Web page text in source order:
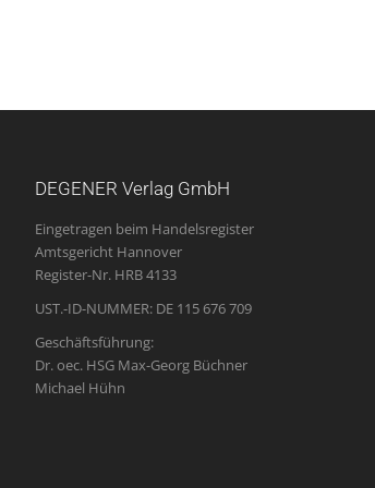
DEGENER Verlag GmbH
Eingetragen beim Handelsregister
Amtsgericht Hannover
Register-Nr. HRB 4133
UST.-ID-NUMMER: DE 115 676 709
Geschäftsführung:
Dr. oec. HSG Max-Georg Büchner
Michael Hühn